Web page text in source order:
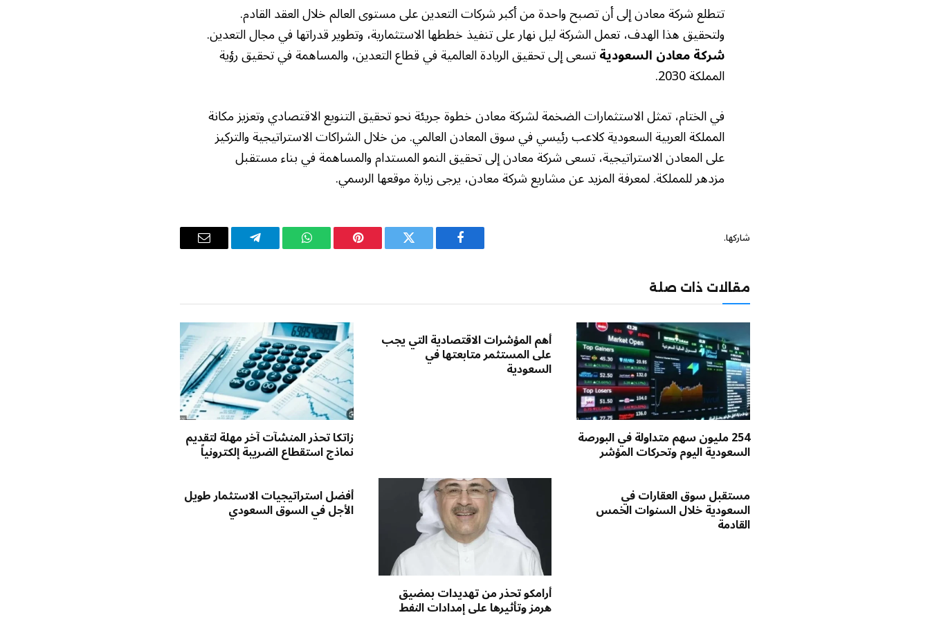
تتطلع شركة معادن إلى أن تصبح واحدة من أكبر شركات التعدين على مستوى العالم خلال العقد القادم.
ولتحقيق هذا الهدف، تعمل الشركة ليل نهار على تنفيذ خططها الاستثمارية، وتطوير قدراتها في مجال التعدين.
شركة معادن السعوديةتسعى إلى تحقيق الريادة العالمية في قطاع التعدين، والمساهمة في تحقيق رؤية
المملكة 2030.
في الختام، تمثل الاستثمارات الضخمة لشركة معادن خطوة جريئة نحو تحقيق التنويع الاقتصادي وتعزيز مكانة
المملكة العربية السعودية كلاعب رئيسي في سوق المعادن العالمي. من خلال الشراكات الاستراتيجية والتركيز
على المعادن الاستراتيجية، تسعى شركة معادن إلى تحقيق النمو المستدام والمساهمة في بناء مستقبل
مزدهر للمملكة. لمعرفة المزيد عن مشاريع شركة معادن، يرجى زيارة موقعها الرسمي.
شاركها.
فيسبوك تويتر بينتيريستواتساب تيلقرام
البريد
مقالات ذات صلة
254 مليون سهم متداولة في البورصة
السعودية اليوم وتحركات المؤشر
أهم المؤشرات الاقتصادية التي يجب
على المستثمر متابعتها في
السعودية
زاتكا تحذر المنشآت آخر مهلة لتقديم
نماذج استقطاع الضريبة إلكترونياً
مستقبل سوق العقارات في
السعودية خلال السنوات الخمس
القادمة
أرامكو تحذر من تهديدات بمضيق
هرمز وتأثيرها على إمدادات النفط
أفضل استراتيجيات الاستثمار طويل
الأجل في السوق السعودي